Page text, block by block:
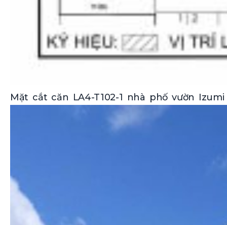
Mặt cắt căn LA4-T102-1 nhà phố vườn Izumi